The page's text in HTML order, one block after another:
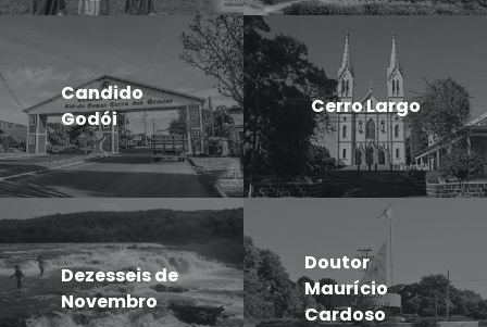
Candido
Godói
Cerro Largo
Dezesseis de
Novembro
Doutor
Maurício
Cardoso